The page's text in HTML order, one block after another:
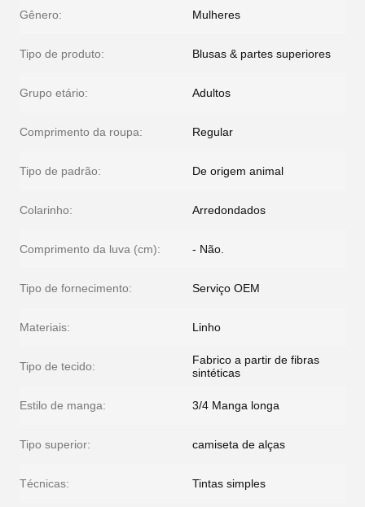
Gênero: Mulheres
Tipo de produto: Blusas & partes superiores
Grupo etário: Adultos
Comprimento da roupa: Regular
Tipo de padrão: De origem animal
Colarinho: Arredondados
Comprimento da luva (cm): - Não.
Tipo de fornecimento: Serviço OEM
Materiais: Linho
Tipo de tecido:
Fabrico a partir de fibras
sintéticas
Estilo de manga: 3/4 Manga longa
Tipo superior: camiseta de alças
Técnicas: Tintas simples